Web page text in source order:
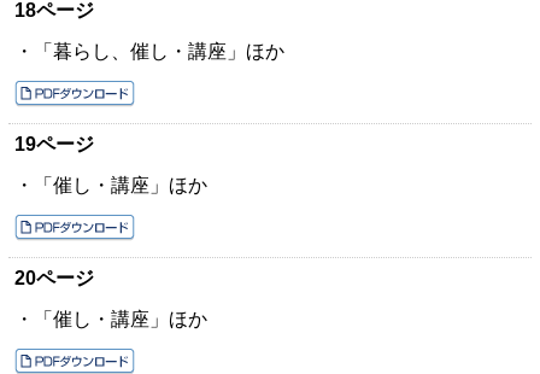
18ページ
・「暮らし、催し・講座」ほか
19ページ
・「催し・講座」ほか
20ページ
・「催し・講座」ほか